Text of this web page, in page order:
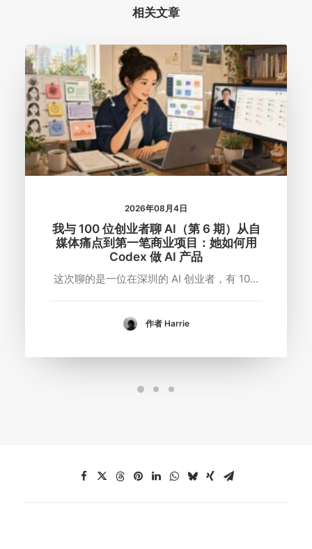
相关文章
2026年08月4日
我与 100 位创业者聊 AI（第 6 期）从自
媒体痛点到第一笔商业项目：她如何用
Codex 做 AI 产品
这次聊的是一位在深圳的 AI 创业者，有 10…
作者 Harrie